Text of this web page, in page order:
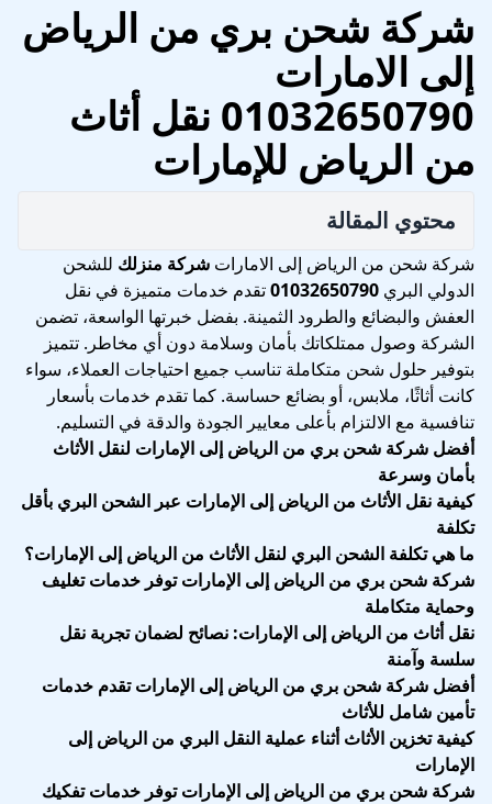
شركة شحن بري من الرياض
إلى الامارات
01032650790 نقل أثاث
من الرياض للإمارات
محتوي المقالة
شركة شحن من الرياض إلى الامارات شركة منزلك للشحن
الدولي البري 01032650790تقدم خدمات متميزة في نقل
العفش والبضائع والطرود الثمينة. بفضل خبرتها الواسعة، تضمن
الشركة وصول ممتلكاتك بأمان وسلامة دون أي مخاطر. تتميز
بتوفير حلول شحن متكاملة تناسب جميع احتياجات العملاء، سواء
كانت أثاثًا، ملابس، أو بضائع حساسة. كما تقدم خدمات بأسعار
تنافسية مع الالتزام بأعلى معايير الجودة والدقة في التسليم.
أفضل شركة شحن بري من الرياض إلى الإمارات لنقل الأثاث
بأمان وسرعة
كيفية نقل الأثاث من الرياض إلى الإمارات عبر الشحن البري بأقل
تكلفة
ما هي تكلفة الشحن البري لنقل الأثاث من الرياض إلى الإمارات؟
شركة شحن بري من الرياض إلى الإمارات توفر خدمات تغليف
وحماية متكاملة
نقل أثاث من الرياض إلى الإمارات: نصائح لضمان تجربة نقل
سلسة وآمنة
أفضل شركة شحن بري من الرياض إلى الإمارات تقدم خدمات
تأمين شامل للأثاث
كيفية تخزين الأثاث أثناء عملية النقل البري من الرياض إلى
الإمارات
شركة شحن بري من الرياض إلى الإمارات توفر خدمات تفكيك